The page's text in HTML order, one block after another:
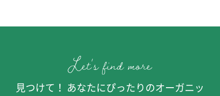
見つけて！ あなたにぴったりのオーガニッ